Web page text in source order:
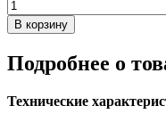
В корзину
Подробнее о
Технические